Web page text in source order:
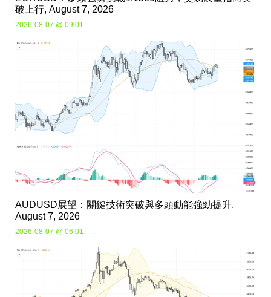
破上行, August 7, 2026
2026-08-07 @ 09:01
AUDUSD展望：關鍵技術突破與多頭動能強勁提升,
August 7, 2026
2026-08-07 @ 06:01